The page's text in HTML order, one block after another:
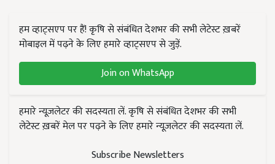
हम व्हाट्सएप पर हैं! कृषि से संबंधित देशभर की सभी लेटेस्ट ख़बरें
मोबाइल में पढ़ने के लिए हमारे व्हाट्सएप से जुड़ें.
Join on WhatsApp
हमारे न्यूज़लेटर की सदस्यता लें. कृषि से संबंधित देशभर की सभी
लेटेस्ट ख़बरें मेल पर पढ़ने के लिए हमारे न्यूज़लेटर की सदस्यता लें.
Subscribe Newsletters